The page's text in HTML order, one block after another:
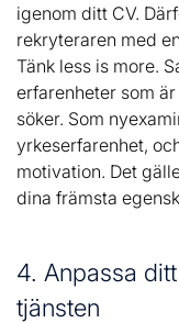
igenom ditt CV.
rekryteraren med
Tänk less is more.
erfarenheter som
söker. Som
yrkeserfarenhet,
motivation. Det
dina främsta
4. Anpassa
tjänsten